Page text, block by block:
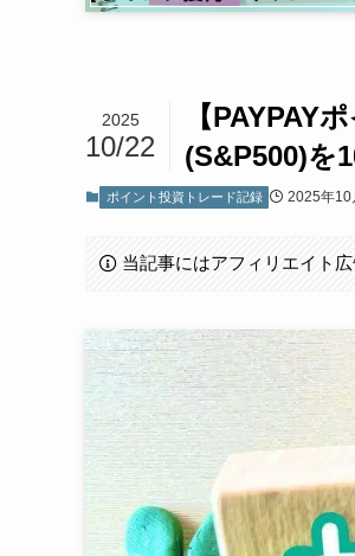
【PAYPAY
(S&P500)を
2025
10/22
ポイント投資トレード記録 2025年10
当記事にはアフィリエイト